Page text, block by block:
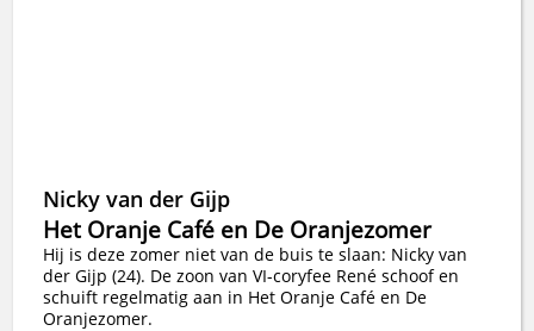
Nicky van der Gijp
Het Oranje Café en De Oranjezomer
Hij is deze zomer niet van de buis te slaan: Nicky van
der Gijp (24). De zoon van VI-coryfee René schoof en
schuift regelmatig aan in Het Oranje Café en De
Oranjezomer.